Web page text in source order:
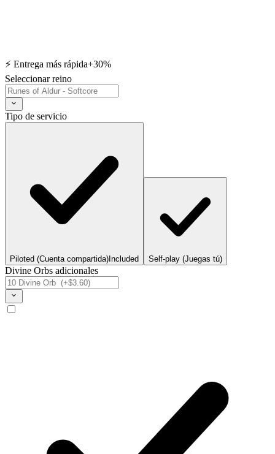
⚡ Entrega más rápida+30%
Seleccionar reino
Tipo de servicio
Piloted (Cuenta compartida) Included Self-play (Juegas tú)
Divine Orbs adicionales